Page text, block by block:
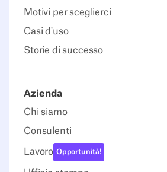
Motivi per sceglierci
Casi d'uso
Storie di successo
Azienda
Chi siamo
Consulenti
Lavoro Opportunità!